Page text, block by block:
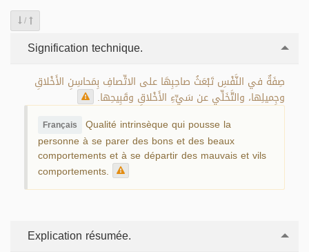
/
Signification technique.
صِفَةٌ في النَّفْسِ تَبْعَثُ صاحِبِهَا على الاتِّصافِ بِمَحاسِنِ الأَخْلاقِ
وجِميلِها، والتَّخَلِّي عن سَيِّءِ الأَخْلاقِ وقَبِيحِها.
Français Qualité intrinsèque qui pousse la
personne à se parer des bons et des beaux
comportements et à se départir des mauvais et vils
comportements.
Explication résumée.